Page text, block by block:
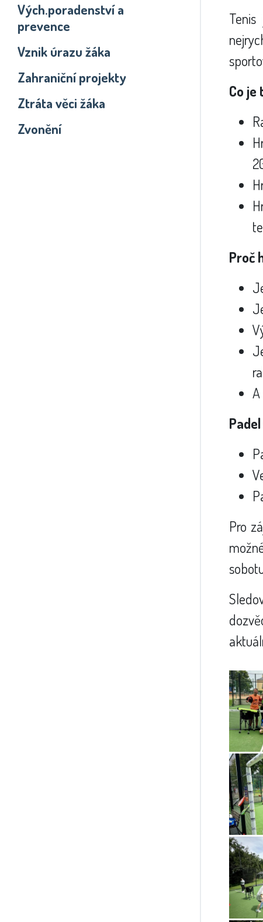
Vých.poradenství a
prevence
Vznik úrazu žáka
Zahraniční projekty
Ztráta věci žáka
Zvonění
Co je
Proč
Pro